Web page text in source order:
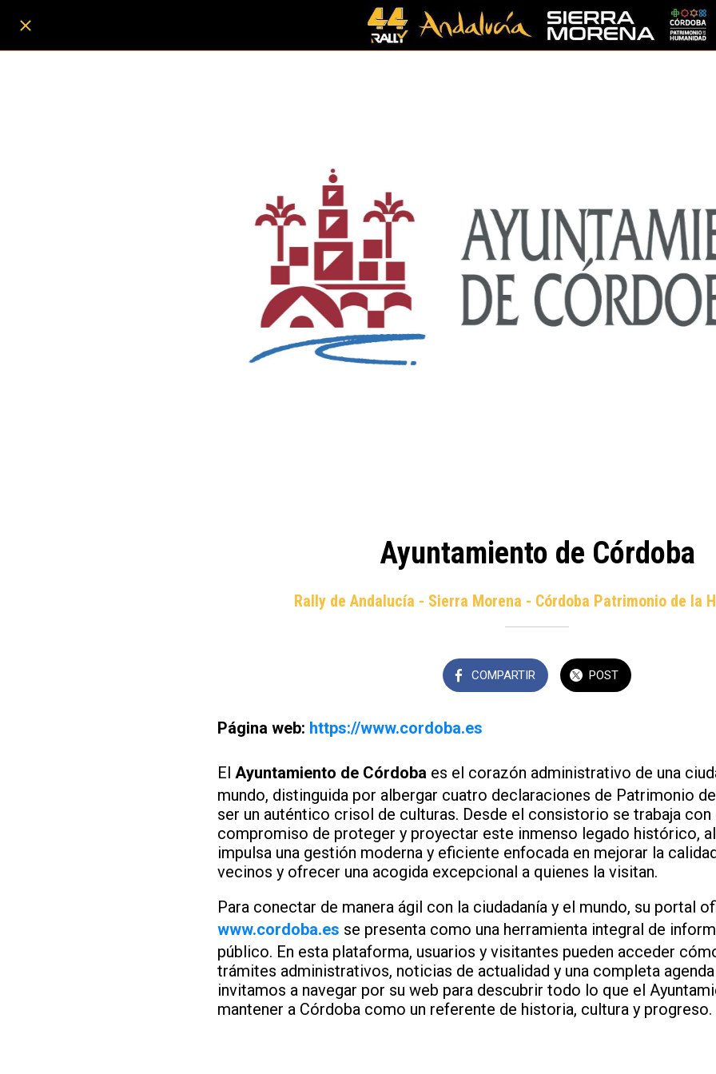
Ayuntamiento de Córdoba
Rally de Andalucía - Sierra Morena - Córdoba Patrimonio de la
COMPARTIR POST
Página web: https://www.cordoba.es
El Ayuntamiento de Córdoba es el corazón administrativo de una
mundo, distinguida por albergar cuatro declaraciones de Patrimonio
ser un auténtico crisol de culturas. Desde el consistorio se trabaja con
compromiso de proteger y proyectar este inmenso legado histórico,
impulsa una gestión moderna y eficiente enfocada en mejorar la
vecinos y ofrecer una acogida excepcional a quienes la visitan.
Para conectar de manera ágil con la ciudadanía y el mundo, su portal
www.cordoba.es se presenta como una herramienta integral de
público. En esta plataforma, usuarios y visitantes pueden acceder
trámites administrativos, noticias de actualidad y una completa
invitamos a navegar por su web para descubrir todo lo que el
mantener a Córdoba como un referente de historia, cultura y progreso.